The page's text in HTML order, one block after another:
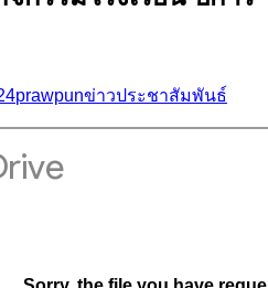
prawpunข่าวประชาสัมพันธ์